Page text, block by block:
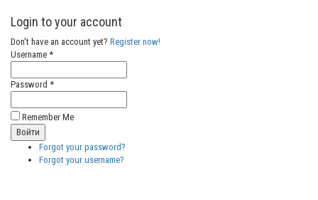
Login to your account
Don't have an account yet? Register now!
Username *
Password *
Remember Me
Forgot your password?
Forgot your username?